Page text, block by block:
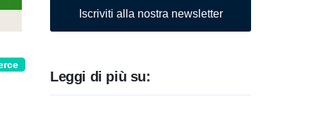
Iscriviti alla nostra newsletter
Leggi di più su: